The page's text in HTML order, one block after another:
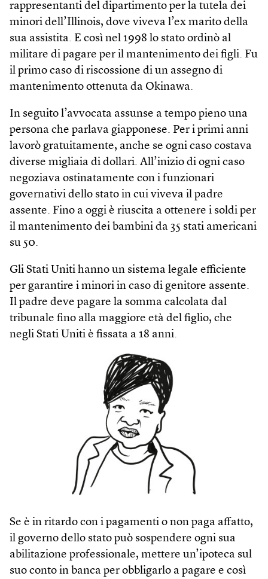
rappresentanti del dipartimento per la tutela dei
minori dell’Illinois, dove viveva l’ex marito della
sua assistita. E così nel 1998 lo stato ordinò al
militare di pagare per il mantenimento dei figli. Fu
il primo caso di riscossione di un assegno di
mantenimento ottenuta da Okinawa.
In seguito l’avvocata assunse a tempo pieno una
persona che parlava giapponese. Per i primi anni
lavorò gratuitamente, anche se ogni caso costava
diverse migliaia di dollari. All’inizio di ogni caso
negoziava ostinatamente con i funzionari
governativi dello stato in cui viveva il padre
assente. Fino a oggi è riuscita a ottenere i soldi per
il mantenimento dei bambini da 35 stati americani
su 50.
Gli Stati Uniti hanno un sistema legale efficiente
per garantire i minori in caso di genitore assente.
Il padre deve pagare la somma calcolata dal
tribunale fino alla maggiore età del figlio, che
negli Stati Uniti è fissata a 18 anni.
Se è in ritardo con i pagamenti o non paga affatto,
il governo dello stato può sospendere ogni sua
abilitazione professionale, mettere un’ipoteca sul
suo conto in banca per obbligarlo a pagare e così